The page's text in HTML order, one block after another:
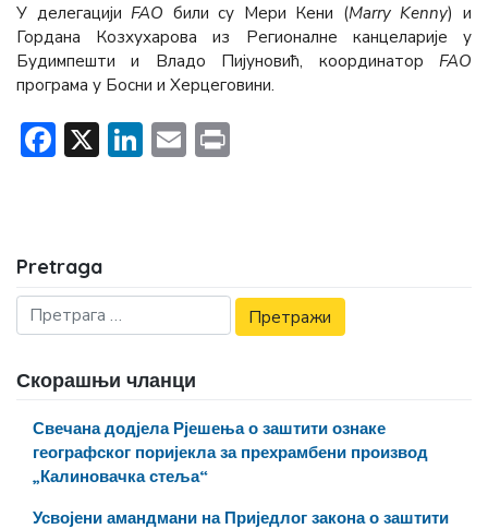
У делегацијиFAO били су Мери Кени (Marry Kenny) и
Гордана Козхухарова из Регионалне канцеларије у
Будимпешти и Владо Пијуновић, координатор FAO
програма у Босни и Херцеговини.
Facebook
X LinkedIn
Email
Pretraga
Скорашњи чланци
Свечана додјела Рјешења о заштити ознаке
географског поријекла за прехрамбени производ
„Калиновачка стеља“
Усвојени амандмани на Приједлог закона о заштити